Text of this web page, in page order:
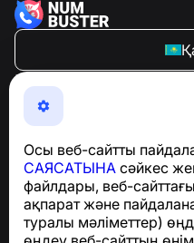
Осы веб-сайтты
САЯСАТЫНА сәйкес
файлдары, веб-
ақпарат және
туралы мәліметтер)
NumBuster © 2013—2026 ·
Телефон алаяқтарынан,
хабарламалардан
үшін:
Анықтама орталығы
Жаңалықтар мен